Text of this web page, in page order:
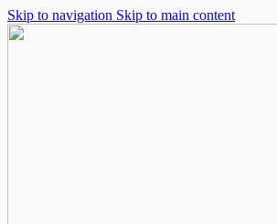
Skip to navigation Skip to main content